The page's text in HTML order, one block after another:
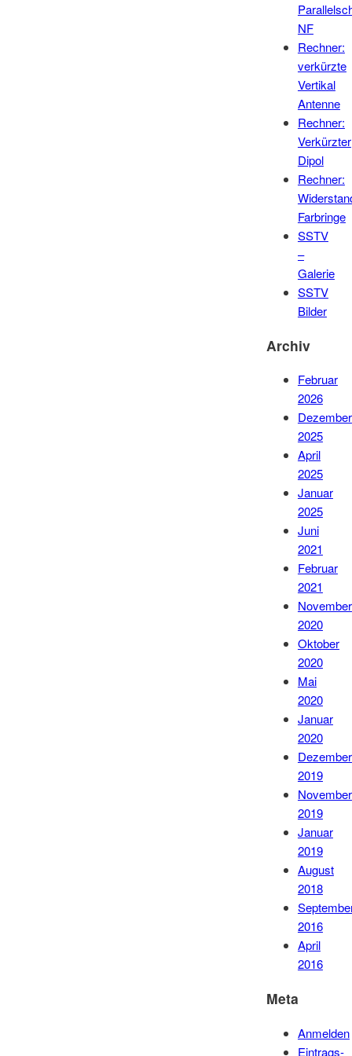
NF
Rechner:
verkürzte
Vertikal
Antenne
Rechner:
Verkürzter
Dipol
Rechner:
Farbringe
SSTV
–
Galerie
SSTV
Bilder
Archiv
Februar
2026
Dezember
2025
April
2025
Januar
2025
Juni
2021
Februar
2021
November
2020
Oktober
2020
Mai
2020
Januar
2020
Dezember
2019
November
2019
Januar
2019
August
2018
2016
April
2016
Meta
Anmelden
Eintrags-